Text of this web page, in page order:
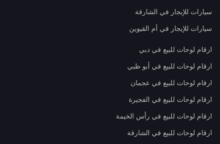
سيارات للإيجار في الشارقة
سيارات للإيجار في أم القيوين
ارقام لوحات للبيع في دبي
ارقام لوحات للبيع في أبو ظبي
ارقام لوحات للبيع في عجمان
ارقام لوحات للبيع في الفجيرة
ارقام لوحات للبيع في رأس الخيمة
ارقام لوحات للبيع في الشارقة